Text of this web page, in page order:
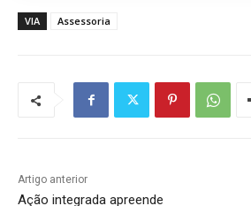
VIA Assessoria
Artigo anterior
Ação integrada apreende